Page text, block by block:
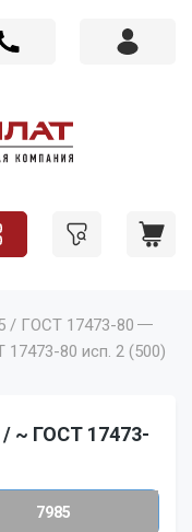
/ ГОСТ 17473-80
80 исп. 2 (500)
/ ~ ГОСТ 17473-
7985